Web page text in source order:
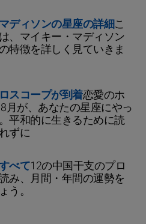
ディソンの星座の詳細こ
、マイキー・マディソン
特徴を詳しく見ていきま
スコープが到着恋愛のホ
月が、あなたの星座にやっ
平和的に生きるために読
ずに
べて12の中国干支のプロ
み、月間・年間の運勢を
う。